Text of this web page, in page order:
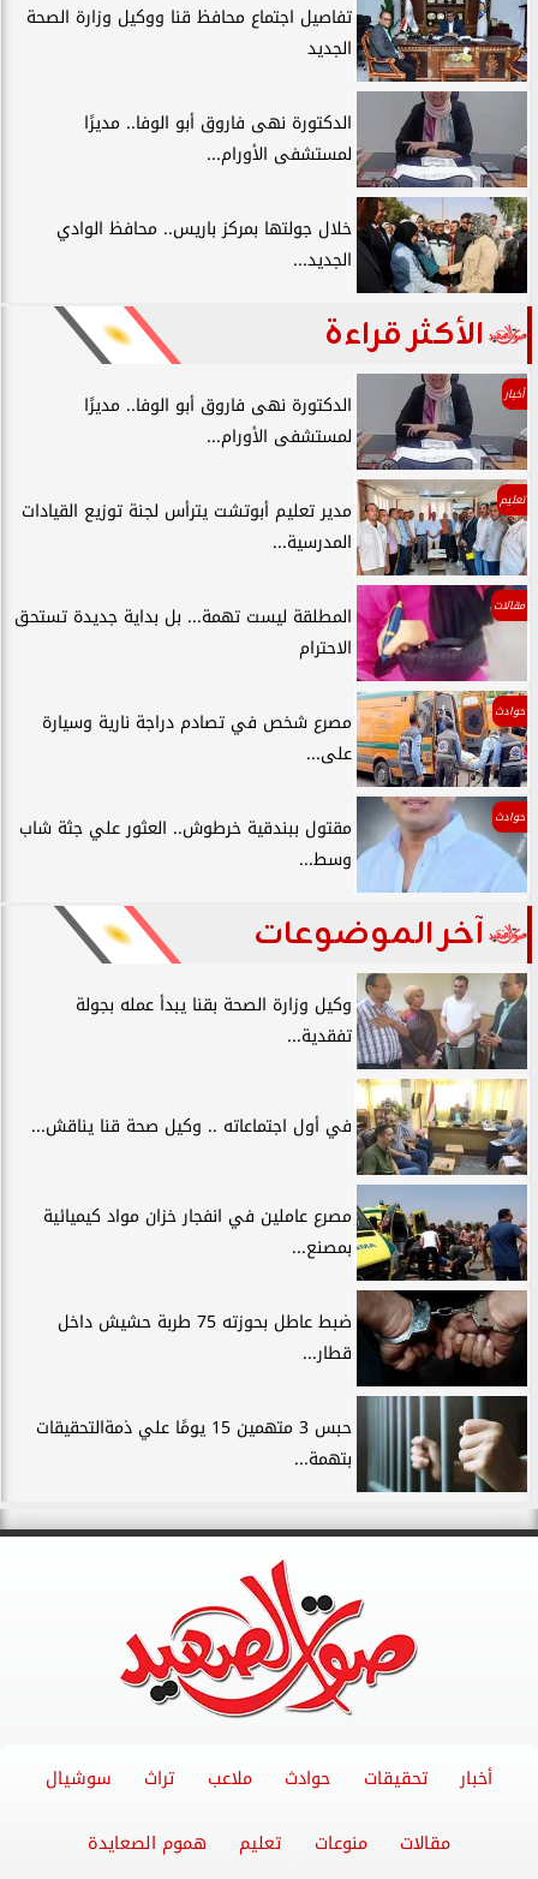
تفاصيل اجتماع محافظ قنا ووكيل وزارة الصحة
الجديد
الدكتورة نهى فاروق أبو الوفا.. مديرًا
لمستشفى الأورام...
خلال جولتها بمركز باريس.. محافظ الوادي
الجديد...
الأكثر قراءة
أخبار
الدكتورة نهى فاروق أبو الوفا.. مديرًا
لمستشفى الأورام...
تعليم
مدير تعليم أبوتشت يترأس لجنة توزيع القيادات
المدرسية...
مقالات
المطلقة ليست تهمة... بل بداية جديدة تستحق
الاحترام
حوادث
مصرع شخص في تصادم دراجة نارية وسيارة
على...
حوادث
مقتول ببندقية خرطوش.. العثور علي جثة شاب
وسط...
آخر الموضوعات
وكيل وزارة الصحة بقنا يبدأ عمله بجولة
تفقدية...
في أول اجتماعاته .. وكيل صحة قنا يناقش...
مصرع عاملين في انفجار خزان مواد كيميائية
بمصنع...
ضبط عاطل بحوزته 75 طربة حشيش داخل
قطار...
حبس 3 متهمين 15 يومًا علي ذمةالتحقيقات
بتهمة...
أخبار تحقيقات حوادث ملاعب تراث سوشيال
مقالات منوعات تعليم هموم الصعايدة